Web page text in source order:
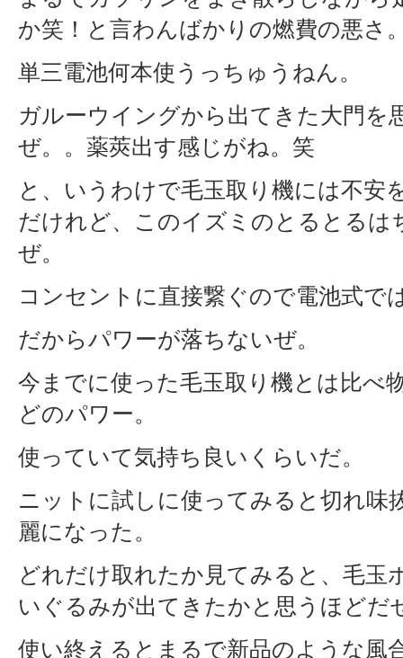
か笑！と言わんばかりの燃費の悪さ
単三電池何本使うっちゅうねん。
ガルーウイングから出てきた大門を
ぜ。。薬莢出す感じがね。笑
と、いうわけで毛玉取り機には不安
だけれど、このイズミのとるとるは
ぜ。
コンセントに直接繋ぐので電池式で
だからパワーが落ちないぜ。
今までに使った毛玉取り機とは比べ
どのパワー。
使っていて気持ち良いくらいだ。
ニットに試しに使ってみると切れ味
麗になった。
どれだけ取れたか見てみると、毛玉
いぐるみが出てきたかと思うほどだ
使い終えるとまるで新品のような風